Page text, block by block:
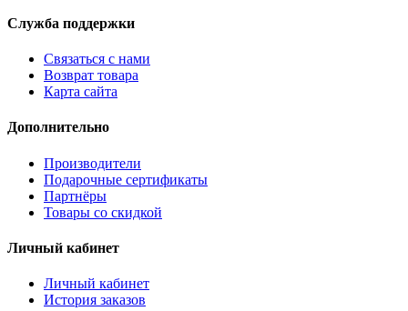
Служба поддержки
Связаться с нами
Возврат товара
Карта сайта
Дополнительно
Производители
Подарочные сертификаты
Партнёры
Товары со скидкой
Личный кабинет
Личный кабинет
История заказов